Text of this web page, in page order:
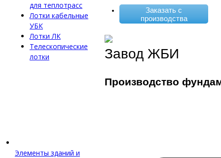
для теплотрасс
Лотки кабельные
УБК
Лотки ЛК
Телескопические
лотки
Элементы зданий и
Заказать с
производства
Завод ЖБИ
Производство